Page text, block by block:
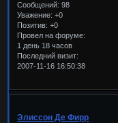
Сообщений: 98
Уважение: +0
Позитив: +0
Провел на форуме:
1 день 18 часов
Последний визит:
2007-11-16 16:50:38
Элиссон Де Фирр